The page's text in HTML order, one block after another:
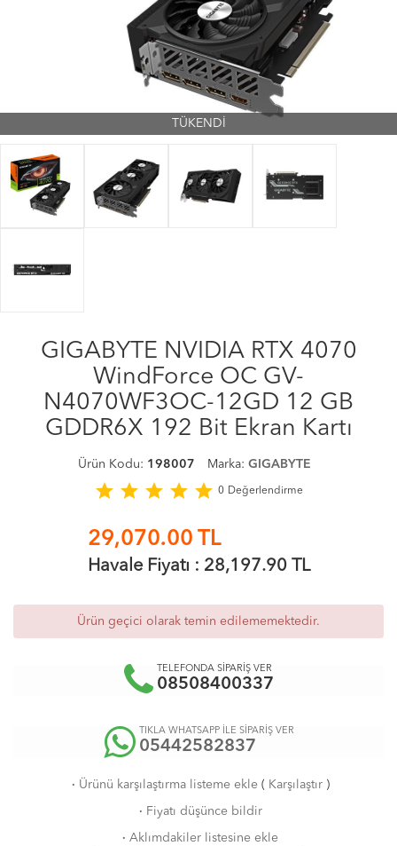
TÜKENDİ
GIGABYTE NVIDIA RTX 4070
WindForce OC GV-
N4070WF3OC-12GD 12 GB
GDDR6X 192 Bit Ekran Kartı
Ürün Kodu: 198007 Marka: GIGABYTE
star star star star star 0 Değerlendirme
29,070.00 TL
Havale Fiyatı : 28,197.90TL
Ürün geçici olarak temin edilememektedir.
TELEFONDA SİPARİŞ VER
08508400337
TIKLA WHATSAPP İLE SİPARİŞ VER
05442582837
· Ürünü karşılaştırma listeme ekle( Karşılaştır)
· Fiyatı düşünce bildir
· Aklımdakiler listesine ekle